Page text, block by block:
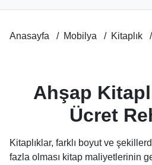
Anasayfa Mobilya Kitaplık
Ahşap
Ücret
Kitaplıklar, farklı boyut ve
fazla olması kitap maliyetlerinin